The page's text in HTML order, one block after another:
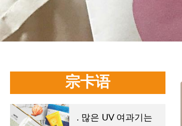
宗卡语
. 많은 UV 여과기는